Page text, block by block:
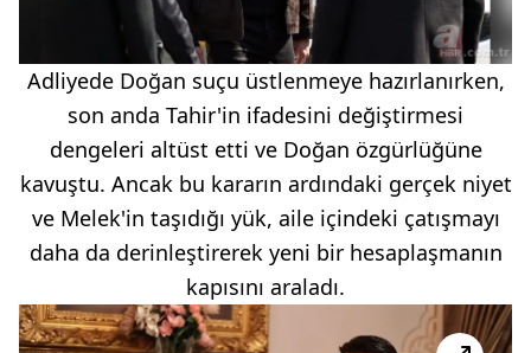
Adliyede Doğan suçu üstlenmeye hazırlanırken,
son anda Tahir'in ifadesini değiştirmesi
dengeleri altüst etti ve Doğan özgürlüğüne
kavuştu. Ancak bu kararın ardındaki gerçek niyet
ve Melek'in taşıdığı yük, aile içindeki çatışmayı
daha da derinleştirerek yeni bir hesaplaşmanın
kapısını araladı.